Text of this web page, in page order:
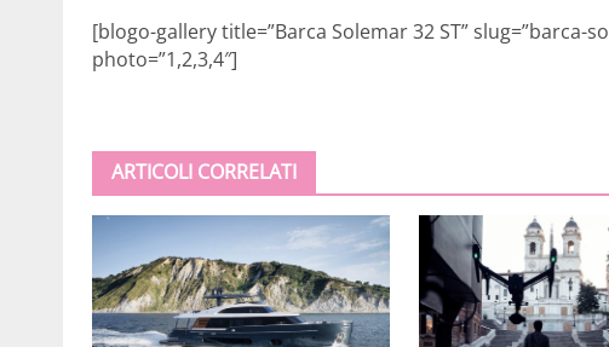
[blogo-gallery title=”Barca Solemar 32 ST” slug=”barca-
photo=”1,2,3,4″]
ARTICOLI CORRELATI